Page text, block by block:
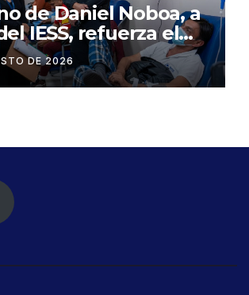
de Daniel Noboa, a
IESS, refuerza el
de insulina
de
DE 2026